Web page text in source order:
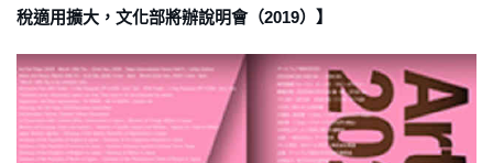
稅適用擴大，文化部將辦說明會（2019）】